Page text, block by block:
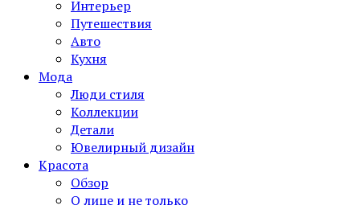
Интерьер
Путешествия
Авто
Кухня
Мода
Люди стиля
Коллекции
Детали
Ювелирный дизайн
Красота
Обзор
О лице и не только